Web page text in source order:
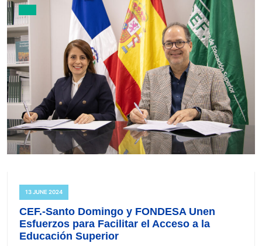
13 JUNE 2024
CEF.-Santo Domingo y FONDESA Unen
Esfuerzos para Facilitar el Acceso a la
Educación Superior